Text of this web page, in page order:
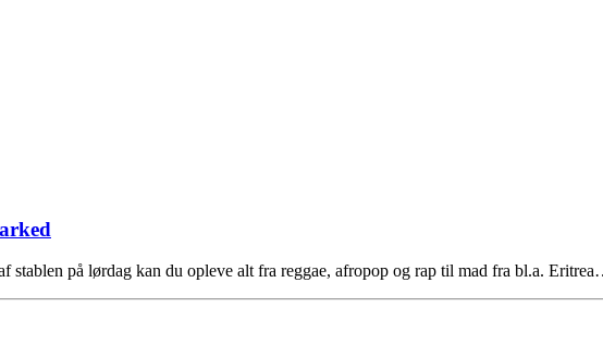
stablen på lørdag kan du opleve alt fra reggae, afropop og rap til mad fra bl.a.